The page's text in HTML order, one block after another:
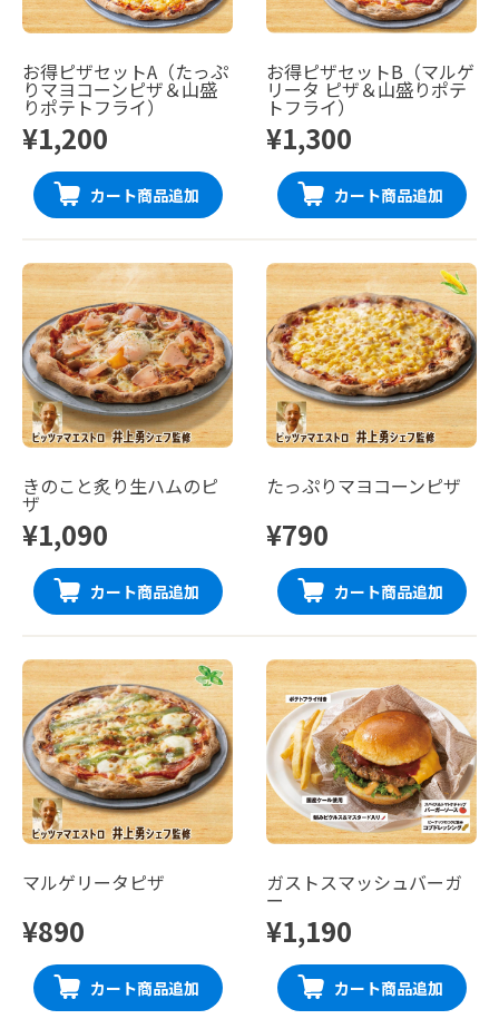
お得ピザセットA（たっぷ
りマヨコーンピザ＆山盛
りポテトフライ）
¥1,200
カート商品追加
お得ピザセットB（マルゲ
リータ ピザ＆山盛りポテ
トフライ）
¥1,300
カート商品追加
きのこと炙り生ハムのピ
ザ
¥1,090
カート商品追加
たっぷりマヨコーンピザ
¥790
カート商品追加
マルゲリータピザ
¥890
カート商品追加
ガストスマッシュバーガ
ー
¥1,190
カート商品追加